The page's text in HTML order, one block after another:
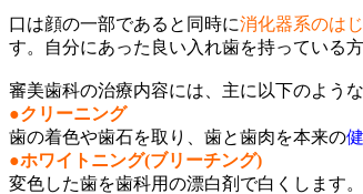
口は顔の一部であると同時に消化器系のは
す。自分にあった良い入れ歯を持っている
審美歯科の治療内容には、主に以下のよう
●クリーニング
歯の着色や歯石を取り、歯と歯肉を本来の
●ホワイトニング(ブリーチング)
変色した歯を歯科用の漂白剤で白くします